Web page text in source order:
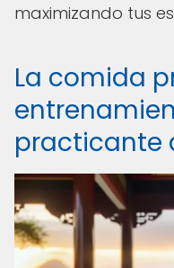
maximizando tus
La comida
practicante